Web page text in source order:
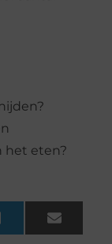
het eten?
LinkedIn Email